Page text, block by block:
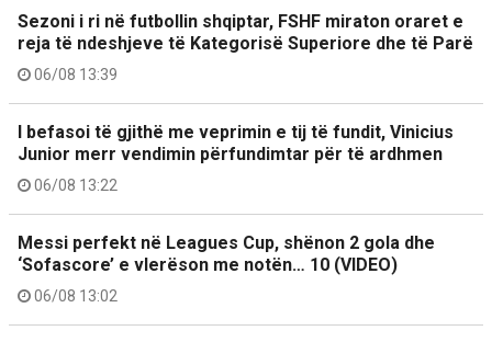
Sezoni i ri në futbollin shqiptar, FSHF miraton oraret e
reja të ndeshjeve të Kategorisë Superiore dhe të Parë
06/08 13:39
I befasoi të gjithë me veprimin e tij të fundit, Vinicius
Junior merr vendimin përfundimtar për të ardhmen
06/08 13:22
Messi perfekt në Leagues Cup, shënon 2 gola dhe
‘Sofascore’ e vlerëson me notën… 10 (VIDEO)
06/08 13:02